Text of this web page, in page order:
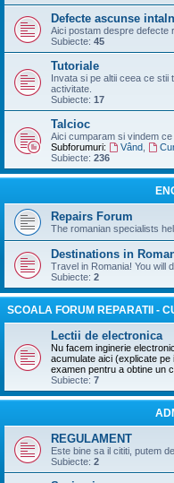
Defecte ascunse
Aici postam despre defecte
Subiecte: 45
Tutoriale
Invata si pe altii ceea ce stii
activitate.
Subiecte: 17
Talcioc
Aici cumparam si vindem
Subforumuri:
Vând,
Subiecte: 236
Repairs Forum
The romanian specialists
Destinations in
Travel in Romania! You will
Subiecte: 2
SCOALA FORUM REPARATII -
Lectii de electronica
Nu facem inginerie
acumulate aici (explicate
examen pentru a obtine un
Subiecte: 7
REGULAMENT
Este bine sa il cititi, putem
Subiecte: 2